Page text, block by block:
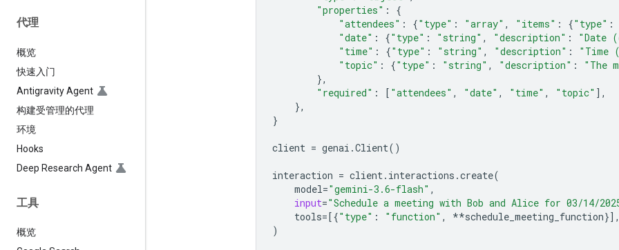
代理
概览
快速入门
Antigravity Agent
构建受管理的代理
环境
Hooks
Deep Research Agent
工具
概览
"properties" :
{
"attendees" : {"type" : "array" , "items" : {"type" :
"date" : {"type" : "string" , "description" : "Date
"time" : {"type" : "string" , "description" : "Time
"topic" : {"type" : "string" , "description" : "The
},
"required" : [ "attendees" , "date" , "time" , "topic" ],
},
}
client = genai .Client()
interaction = client. interactions .create(
model="gemini-3.6-flash" ,
input="Schedule a meeting with Bob and Alice for 03/14/
tools=[{"type" : "function" , **schedule_meeting_function}],
)